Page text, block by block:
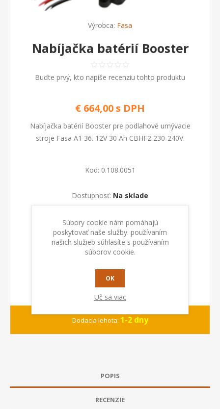
Výrobca: Fasa
Nabíjačka batérií Booster
Buďte prvý, kto napíše recenziu tohto produktu
€ 664,00 s DPH
Nabíjačka batérií Booster pre podlahové umývacie
stroje Fasa A1 36. 12V 30 Ah CBHF2 230-240V.
Kod: 0.108.0051
Dostupnosť: Na sklade
PRIDAŤ DO KOŠÍKA
Dodacia lehota: 1-2 dny
POPIS
RECENZIE
Súbory cookie nám pomáhajú
poskytovať naše služby. používaním
našich služieb súhlasíte s používaním
súborov cookie.
OK
Uč sa viac